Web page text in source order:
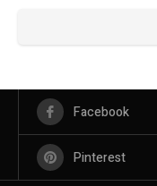
Facebook
Pinterest